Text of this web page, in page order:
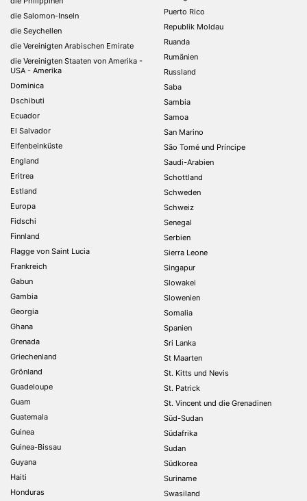
die Salomon-Inseln
die Seychellen
die Vereinigten Arabischen Emirate
die Vereinigten Staaten von Amerika -
USA - Amerika
Dominica
Dschibuti
Ecuador
El Salvador
Elfenbeinküste
England
Eritrea
Estland
Europa
Fidschi
Finnland
Flagge von Saint Lucia
Frankreich
Gabun
Gambia
Georgia
Ghana
Grenada
Griechenland
Grönland
Guadeloupe
Guam
Guatemala
Guinea
Guinea-Bissau
Guyana
Haiti
Honduras
Puerto Rico
Republik Moldau
Ruanda
Rumänien
Russland
Saba
Sambia
Samoa
San Marino
São Tomé und Príncipe
Saudi-Arabien
Schottland
Schweden
Schweiz
Senegal
Serbien
Sierra Leone
Singapur
Slowakei
Slowenien
Somalia
Spanien
Sri Lanka
St Maarten
St. Kitts und Nevis
St. Patrick
St. Vincent und die Grenadinen
Süd-Sudan
Südafrika
Sudan
Südkorea
Suriname
Swasiland